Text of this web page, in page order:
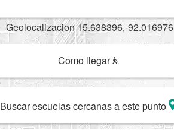
Geolocalizacion 15.638396,-92.016976
Como llegar
Buscar escuelas cercanas a este punto